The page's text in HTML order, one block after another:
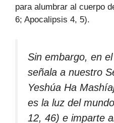
para alumbrar al cuerpo
6; Apocalipsis 4, 5).
Sin embargo, en
señala a nuestro
Yeshúa Ha
es la luz del
12, 46) e imparte